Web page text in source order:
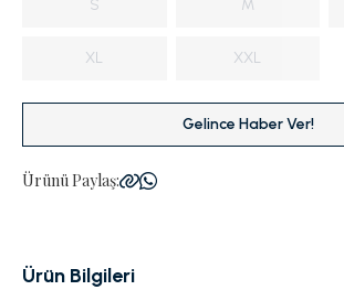
S M
XL XXL
Gelince Haber Ver!
Ürünü Paylaş:
Ürün Bilgileri